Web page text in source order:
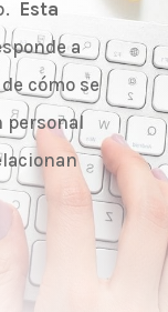
Esta
a
cómo se
personal